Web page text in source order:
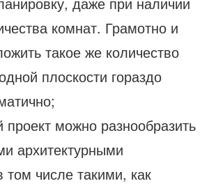
комнат. Грамотно и
такое же количество
плоскости гораздо
проект можно разнообразить
архитектурными
числе такими, как